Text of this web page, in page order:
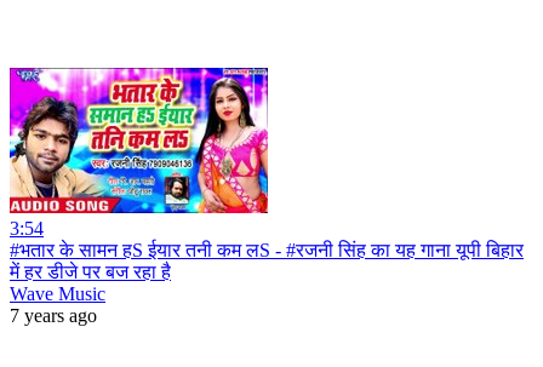
3:54
#भतार के सामन हS ईयार तनी कम लS - #रजनी सिंह का यह गाना यूपी बिहार
में हर डीजे पर बज रहा है
Wave Music
7 years ago